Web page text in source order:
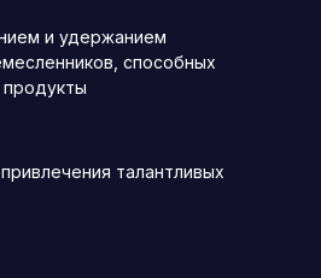
и удержанием
способных
продукты
талантливых